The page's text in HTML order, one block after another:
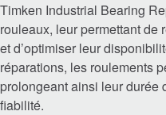
Produits de
Timken Industrial Bearing
rouleaux, leur permettant de
et d’optimiser leur
réparations, les roulements
prolongeant ainsi leur durée
fiabilité.